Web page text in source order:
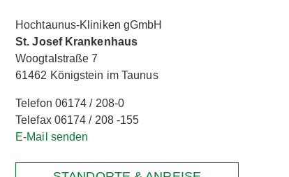
Hochtaunus-Kliniken gGmbH
St. Josef Krankenhaus
Woogtalstraße 7
61462 Königstein im Taunus
Telefon 06174 / 208-0
Telefax 06174 / 208 -155
E-Mail senden